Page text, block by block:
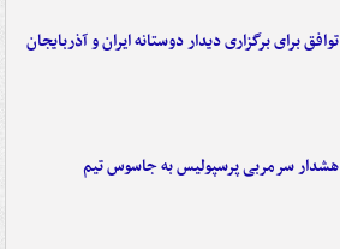
توافق برای برگزاری دیدار دوستانه ایران و آذربایجان
هشدار سرمربی پرسپولیس به جاسوس تیم